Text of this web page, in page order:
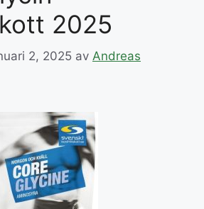
2025
2, 2025 av Andreas